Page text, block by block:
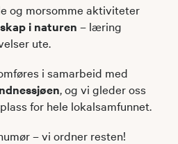
og morsomme aktiviteter
i naturen – læring
ute.
i samarbeid med
, og vi gleder oss
for hele lokalsamfunnet.
– vi ordner resten!